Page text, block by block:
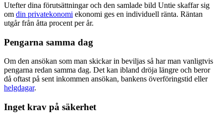
Utefter dina förutsättningar och den samlade bild Untie skaffar sig
om din privatekonomi ekonomi ges en individuell ränta. Räntan
utgår från åtta procent per år.
Pengarna samma dag
Om den ansökan som man skickar in beviljas så har man vanligtvis
pengarna redan samma dag. Det kan ibland dröja längre och beror
då oftast på sent inkommen ansökan, bankens överföringstid eller
helgdagar.
Inget krav på säkerhet